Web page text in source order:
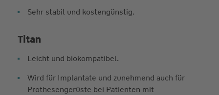
Sehr stabil und kostengünstig.
Titan
Leicht und biokompatibel.
Wird für Implantate und zunehmend auch für
Prothesengerüste bei Patienten mit